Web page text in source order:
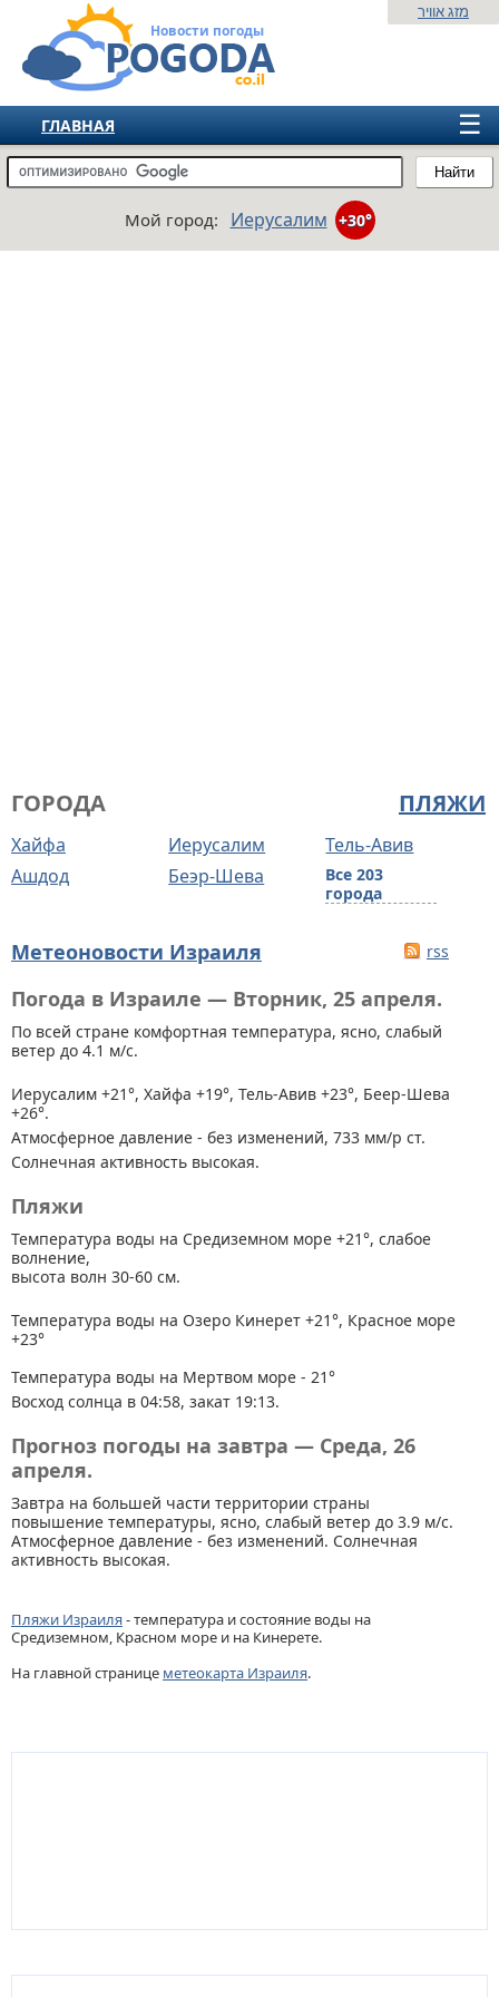
Новости погоды
Найти
מזג אוויר
☰
ГЛАВНАЯ
ИЗРАИЛЬ
ЕВРОПА
Мой город: Иерусалим +30°
ПЛЯЖИ
ГОРОДА
Хайфа Иерусалим
Тель-Авив
Ашдод
Беэр-Шева
Все 203
города
Метеоновости Израиля rss
Погода в Израиле — Вторник, 25 апреля.
По всей стране комфортная температура, ясно, слабый
ветер до 4.1 м/с.
Иерусалим +21°, Хайфа +19°, Тель-Авив +23°, Беер-Шева
+26°.
Атмосферное давление - без изменений, 733 мм/р ст.
Солнечная активность высокая.
Пляжи
Температура воды на Средиземном море +21°, слабое
волнение,
высота волн 30-60 см.
Температура воды на Озеро Кинерет +21°, Красное море
+23°
Температура воды на Мертвом море - 21°
Восход солнца в 04:58, закат 19:13.
Прогноз погоды на завтра — Среда, 26
апреля.
Завтра на большей части территории страны
повышение температуры, ясно, слабый ветер до 3.9 м/с.
Атмосферное давление - без изменений. Солнечная
активность высокая.
Пляжи Израиля- температура и состояние воды на
Средиземном, Красном море и на Кинерете.
На главной странице метеокарта Израиля.